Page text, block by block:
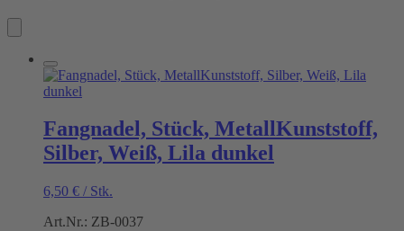
Fangnadel, Stück, MetallKunststoff,
Silber, Weiß, Lila dunkel
6,50 € / Stk.
Art.Nr.: ZB-0037